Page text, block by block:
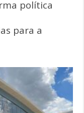
política
para a